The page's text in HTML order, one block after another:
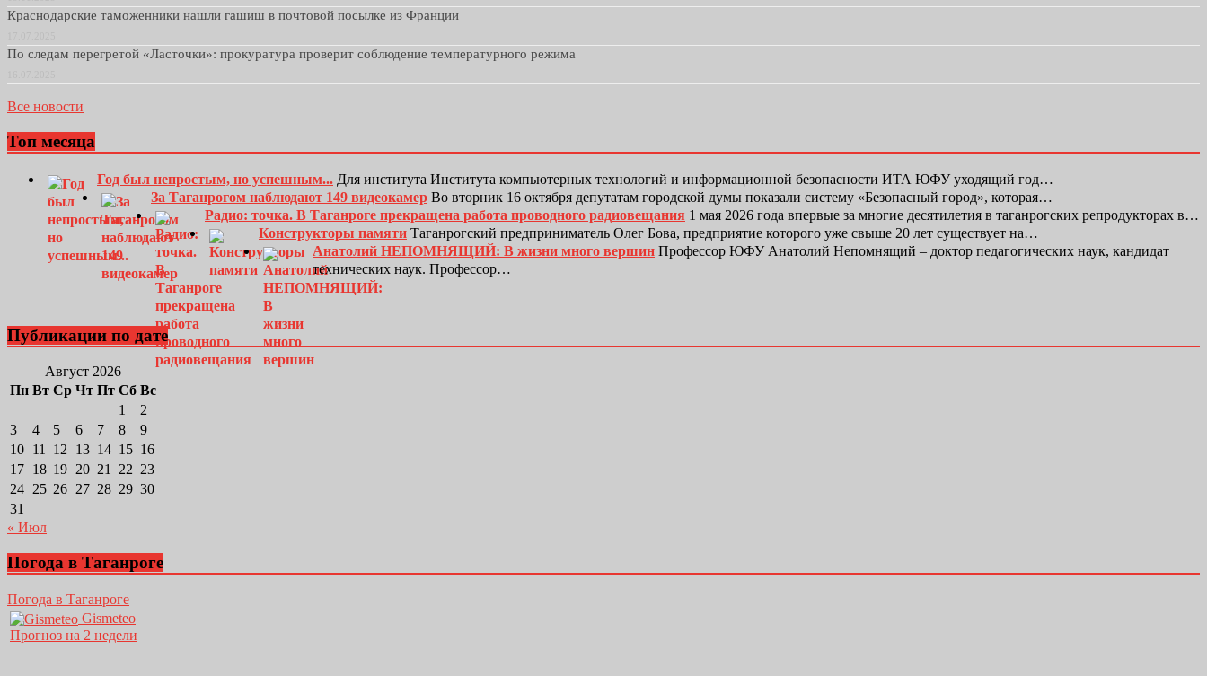
Краснодарские таможенники нашли гашиш в почтовой посылке из Франции
По следам перегретой «Ласточки»: прокуратура проверит соблюдение температурного режима
Все новости
Топ месяца
Год был непростым, но успешным... Для института Института компьютерных технологий и информационной безопасности ИТА ЮФУ уходящий год…
За Таганрогом наблюдают 149 видеокамер Во вторник 16 октября депутатам городской думы показали систему «Безопасный город», которая…
Радио: точка. В Таганроге прекращена работа проводного радиовещания 1 мая 2026 года впервые за многие десятилетия в таганрогских репродукторах в…
Конструкторы памяти Таганрогский предприниматель Олег Бова, предприятие которого уже свыше 20 лет существует на…
Анатолий НЕПОМНЯЩИЙ: В жизни много вершин Профессор ЮФУ Анатолий Непомнящий – доктор педагогических наук, кандидат
технических наук. Профессор…
Публикации по дате
Август 2026
Пн Вт Ср Чт Пт Сб Вс
1
2
3
4 5 6 7 8
9
10 11 12 13 14 15 16
17 18 19 20 21 22 23
24 25 26 27 28 29 30
31
« Июл
Погода в Таганроге
Погода в Таганроге
Gismeteo
Прогноз на 2 недели